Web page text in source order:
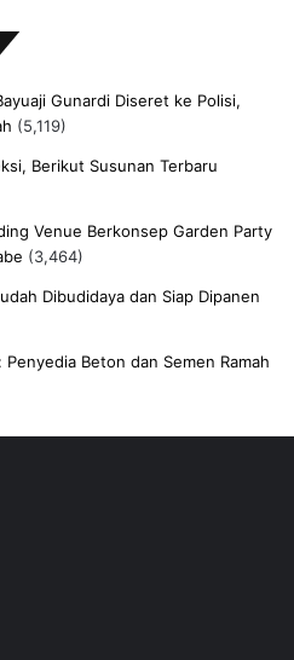
Gunardi Diseret ke Polisi,
(5,119)
Berikut Susunan Terbaru
Venue Berkonsep Garden Party
(3,464)
Dibudidaya dan Siap Dipanen
Beton dan Semen Ramah